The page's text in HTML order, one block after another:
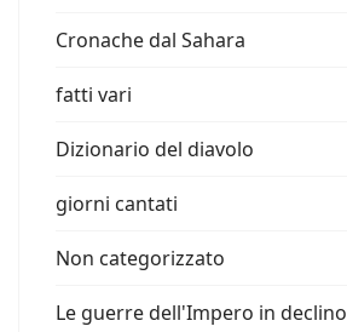
Cronache dal Sahara
fatti vari
Dizionario del diavolo
giorni cantati
Non categorizzato
Le guerre dell'Impero in declino